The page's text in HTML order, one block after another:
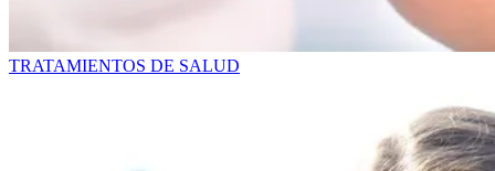
TRATAMIENTOS DE SALUD